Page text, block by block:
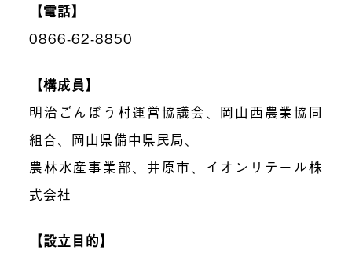
【電話】
0866-62-8850
【構成員】
明治ごんぼう村運営協議会、岡山西農業協同
組合、岡山県備中県民局、
農林水産事業部、井原市、イオンリテール株
式会社
【設立目的】